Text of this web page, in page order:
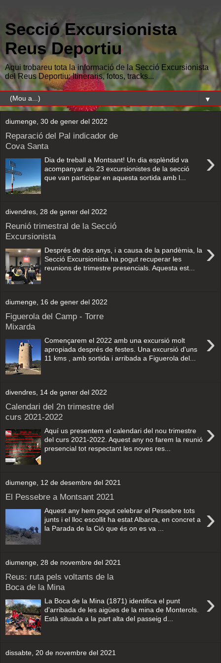
Secció Excursionista
Reus Deportiu
Aqui trobareu tota la informació de la Secció Excursionista
del Reus Deportiu: Itineraris, fotos, tracks...
▼
diumenge, 30 de gener del 2022
Reparació del Pal indicador de
Cova Santa
›
Dia de treball a Montsant! Un dia esplèndid va
acompanyar als 23 excursionistes de la secció
que van participar en aquesta sortida amb l...
divendres, 28 de gener del 2022
Reunió trimestral de la Secció
Excursionista
›
Després de dos anys, i a causa de la pandèmia, la
Secció Excursionista ha pogut recuperar les
reunions de trimestre presencials. Aquesta est...
diumenge, 16 de gener del 2022
Figuerola del Camp - Torre
Mixarda
›
Començarem el 2022 amb una excursió molt
apropiada després de festes. Una excursió d'uns
11 kms , amb sortida i arribada a Figuerola del...
divendres, 14 de gener del 2022
Calendari del 2n trimestre del
curs 2021-2022
›
Aquí us presentem el calendari del nou trimestre
del curs 2021-2022. Aquest any no farem la reunió
presencial tot respectant les noves res...
diumenge, 12 de desembre del 2021
El Pessebre a Montsant 2021
›
Aquest any hem pogut celebrar el Pessebre tots
junts i el lloc escollit ha estat Albarca, en concret a
la Parada de la Ció que és on es va ...
diumenge, 28 de novembre del 2021
Reus: ruta pels voltants de la
Boca de la Mina
›
La Boca de la Mina (1871) identifica el punt
d'arribada de les aigües de la mina de Monterols.
Està situada a la part alta del passeig d...
dissabte, 20 de novembre del 2021